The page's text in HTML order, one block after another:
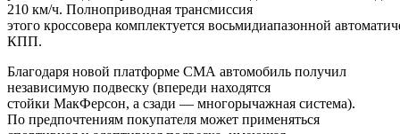
210 км/ч. Полноприводная трансмиссия
этого кроссовера комплектуется восьмидиапазонной
КПП.
Благодаря новой платформе CMA автомобиль получил
независимую подвеску (впереди находятся
стойки МакФерсон, а сзади — многорычажная система).
По предпочтениям покупателя может применяться